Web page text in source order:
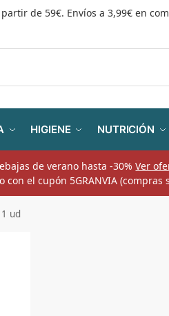
de 59€. Envíos a 3,99€ en
HIGIENE NUTRICIÓN
de verano hasta -30%Ver
con el cupón 5GRANVIA (compras
ud